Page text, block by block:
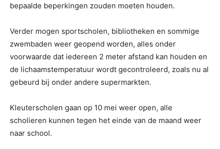
bepaalde beperkingen zouden moeten houden.
Verder mogen sportscholen, bibliotheken en sommige
zwembaden weer geopend worden, alles onder
voorwaarde dat iedereen 2 meter afstand kan houden en
de lichaamstemperatuur wordt gecontroleerd, zoals nu al
gebeurd bij onder andere supermarkten.
Kleuterscholen gaan op 10 mei weer open, alle
scholieren kunnen tegen het einde van de maand weer
naar school.